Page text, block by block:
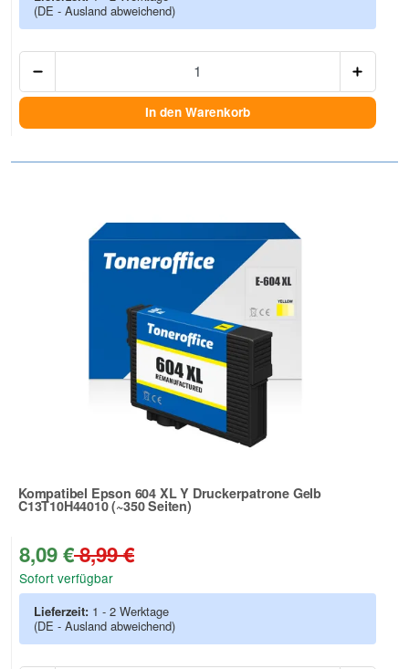
(DE - Ausland abweichend)
In den Warenkorb
Kompatibel Epson 604 XL Y Druckerpatrone Gelb
C13T10H44010 (~350 Seiten)
Zur Artikelbewertung
8,09 €8,99 €
Sofort verfügbar
Lieferzeit: 1 - 2 Werktage
(DE - Ausland abweichend)